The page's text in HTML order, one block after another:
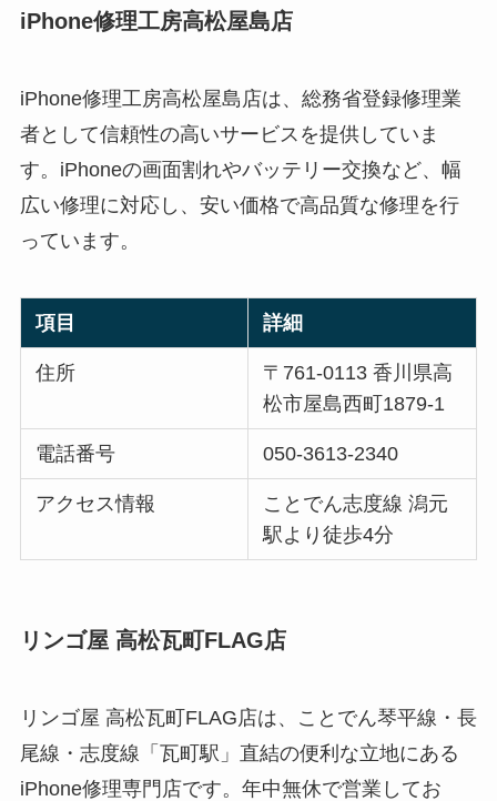
iPhone修理工房高松屋島店
iPhone修理工房高松屋島店は、総務省登録修理業
者として信頼性の高いサービスを提供していま
す。iPhoneの画面割れやバッテリー交換など、幅
広い修理に対応し、安い価格で高品質な修理を行
っています。
項目 詳細
住所
〒761-0113 香川県高
松市屋島西町1879-1
電話番号 050-3613-2340
アクセス情報
ことでん志度線 潟元
駅より徒歩4分
リンゴ屋 高松瓦町FLAG店
リンゴ屋 高松瓦町FLAG店は、ことでん琴平線・長
尾線・志度線「瓦町駅」直結の便利な立地にある
iPhone修理専門店です。年中無休で営業してお